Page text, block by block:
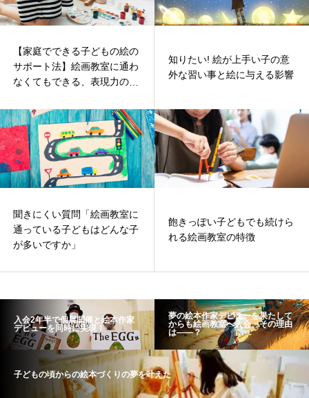
【家庭でできる子どもの絵の
サポート法】絵画教室に通わ
なくてもできる、表現力の伸
知りたい! 絵が上手い子の意
外な習い事と絵に与える影響
聞きにくい質問「絵画教室に
通っている子どもはどんな子
が多いですか」
飽きっぽい子どもでも続けら
れる絵画教室の特徴
入会2年半で個展開催と絵本作家
デビューを同時に実現！
夢の絵本作家デビューを果たして
からも絵画教室へ入会。その理由
は――？
子どもの頃からの絵本づくりの夢を叶えた